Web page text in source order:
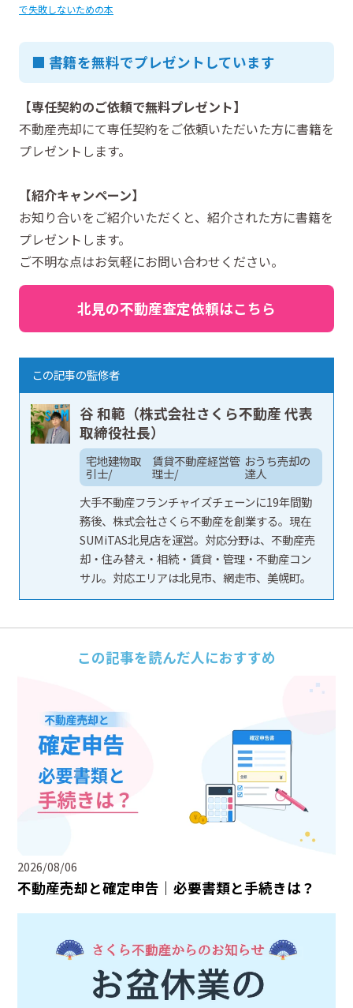
で失敗しないための本
■ 書籍を無料でプレゼントしています
【専任契約のご依頼で無料プレゼント】
不動産売却にて専任契約をご依頼いただいた方に書籍を
プレゼントします。
【紹介キャンペーン】
お知り合いをご紹介いただくと、紹介された方に書籍を
プレゼントします。
ご不明な点はお気軽にお問い合わせください。
北見の不動産査定依頼はこちら
この記事の監修者
谷 和範（株式会社さくら不動産 代表
取締役社長）
宅地建物取
引士/
賃貸不動産経営管
理士/
おうち売却の
達人
大手不動産フランチャイズチェーンに19年間勤
務後、株式会社さくら不動産を創業する。現在
SUMiTAS北見店を運営。対応分野は、不動産売
却・住み替え・相続・賃貸・管理・不動産コン
サル。対応エリアは北見市、網走市、美幌町。
この記事を読んだ人におすすめ
2026/08/06
不動産売却と確定申告｜必要書類と手続きは？